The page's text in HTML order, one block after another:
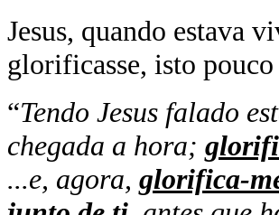
Jesus, quando estava
glorificasse, isto
“Tendo Jesus falado
chegada a hora;
...e, agora, glorifica-